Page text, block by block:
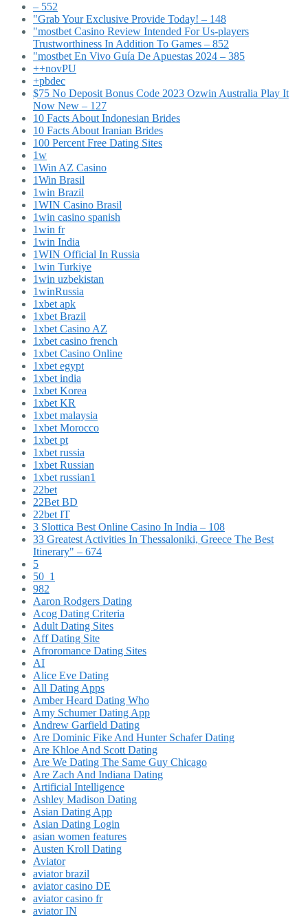
– 552
"Grab Your Exclusive Provide Today! – 148
"mostbet Casino Review Intended For Us-players
Trustworthiness In Addition To Games – 852
"mostbet En Vivo Guía De Apuestas 2024 – 385
++novPU
+pbdec
$75 No Deposit Bonus Code 2023 Ozwin Australia Play It
Now New – 127
10 Facts About Indonesian Brides
10 Facts About Iranian Brides
100 Percent Free Dating Sites
1w
1Win AZ Casino
1Win Brasil
1win Brazil
1WIN Casino Brasil
1win casino spanish
1win fr
1win India
1WIN Official In Russia
1win Turkiye
1win uzbekistan
1winRussia
1xbet apk
1xbet Brazil
1xbet Casino AZ
1xbet casino french
1xbet Casino Online
1xbet egypt
1xbet india
1xbet Korea
1xbet KR
1xbet malaysia
1xbet Morocco
1xbet pt
1xbet russia
1xbet Russian
1xbet russian1
22bet
22Bet BD
22bet IT
3 Slottica Best Online Casino In India – 108
33 Greatest Activities In Thessaloniki, Greece The Best
Itinerary" – 674
5
50_1
982
Aaron Rodgers Dating
Acog Dating Criteria
Adult Dating Sites
Aff Dating Site
Afroromance Dating Sites
AI
Alice Eve Dating
All Dating Apps
Amber Heard Dating Who
Amy Schumer Dating App
Andrew Garfield Dating
Are Dominic Fike And Hunter Schafer Dating
Are Khloe And Scott Dating
Are We Dating The Same Guy Chicago
Are Zach And Indiana Dating
Artificial Intelligence
Ashley Madison Dating
Asian Dating App
Asian Dating Login
asian women features
Austen Kroll Dating
Aviator
aviator brazil
aviator casino DE
aviator casino fr
aviator IN